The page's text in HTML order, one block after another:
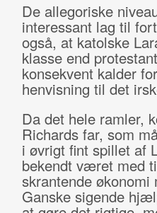
De allegoriske
interessant lag til
også, at katolske
klasse end
konsekvent kalder
henvisning til det
Da det hele ramler,
Richards far, som
i øvrigt fint spillet af
bekendt været med
skrantende
Ganske sigende